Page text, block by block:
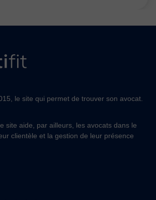
le site qui permet de trouver son avocat.
site aide, par ailleurs, les avocats dans le
clientèle et la gestion de leur présence